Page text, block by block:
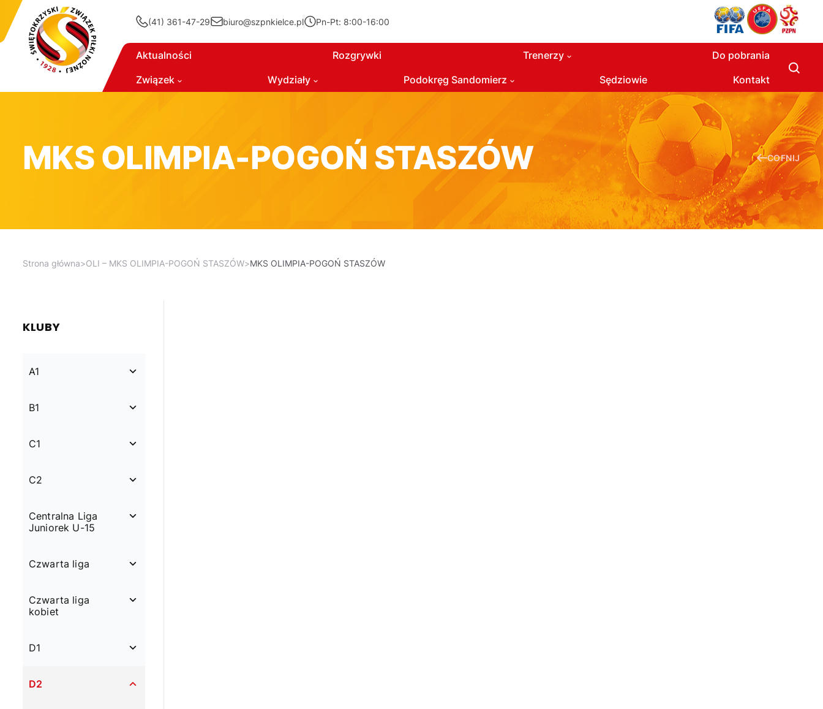
(41) 361-47-29 biuro@szpnkielce.pl Pn-Pt: 8:00-16:00
Związek
Aktualności
Wydziały
Rozgrywki
Podokręg Sandomierz
Trenerzy
Sędziowie
Do pobrania
Kontakt
MKS OLIMPIA-POGOŃ STASZÓW COFNIJ
Strona główna>OLI – MKS OLIMPIA-POGOŃ STASZÓW>MKS OLIMPIA-POGOŃ STASZÓW
KLUBY
A1
B1
C1
C2
Centralna Liga
Juniorek U-15
Czwarta liga
Czwarta liga
kobiet
D1
D2